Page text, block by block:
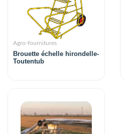
Agro-fournitures
Brouette échelle hirondelle-
Toutentub